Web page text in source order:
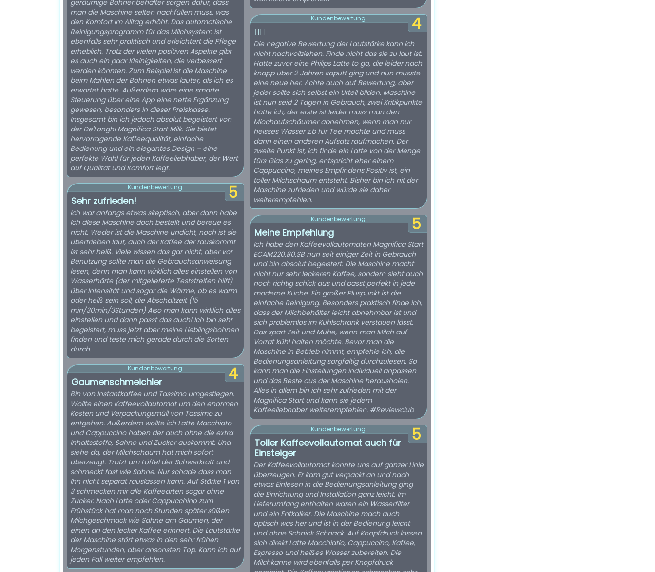
geräumige Bohnenbehälter sorgen dafür, dass
man die Maschine selten nachfüllen muss, was
den Komfort im Alltag erhöht. Das automatische
Reinigungsprogramm für das Milchsystem ist
ebenfalls sehr praktisch und erleichtert die Pflege
erheblich. Trotz der vielen positiven Aspekte gibt
es auch ein paar Kleinigkeiten, die verbessert
werden könnten. Zum Beispiel ist die Maschine
beim Mahlen der Bohnen etwas lauter, als ich es
erwartet hatte. Außerdem wäre eine smarte
Steuerung über eine App eine nette Ergänzung
gewesen, besonders in dieser Preisklasse.
Insgesamt bin ich jedoch absolut begeistert von
der De'Longhi Magnifica Start Milk. Sie bietet
hervorragende Kaffeequalität, einfache
Bedienung und ein elegantes Design – eine
perfekte Wahl für jeden Kaffeeliebhaber, der Wert
auf Qualität und Komfort legt.
5
Kundenbewertung:
Sehr zufrieden!
Ich war anfangs etwas skeptisch, aber dann habe
ich diese Maschine doch bestellt und bereue es
nicht. Weder ist die Maschine undicht, noch ist sie
übertrieben laut, auch der Kaffee der rauskommt
ist sehr heiß. Viele wissen das gar nicht, aber vor
Benutzung sollte man die Gebrauchsanweisung
lesen, denn man kann wirklich alles einstellen von
Wasserhärte (der mitgelieferte Teststreifen hilft)
über Intensität und sogar die Wärme, ob es warm
oder heiß sein soll, die Abschaltzeit (15
min/30min/3Stunden) Also man kann wirklich alles
einstellen und dann passt das auch! Ich bin sehr
begeistert, muss jetzt aber meine Lieblingsbohnen
finden und teste mich gerade durch die Sorten
durch.
4
Kundenbewertung:
Gaumenschmeichler
Bin von Instantkaffee und Tassimo umgestiegen.
Wollte einen Kaffeevollautomat um den enormen
Kosten und Verpackungsmüll von Tassimo zu
entgehen. Außerdem wollte ich Latte Macchiato
und Cappuccino haben der auch ohne die extra
Inhaltsstoffe, Sahne und Zucker auskommt. Und
siehe da, der Milchschaum hat mich sofort
überzeugt. Trotzt am Löffel der Schwerkraft und
schmeckt fast wie Sahne. Nur schade dass man
ihn nicht separat rauslassen kann. Auf Stärke 1 von
3 schmecken mir alle Kaffeearten sogar ohne
Zucker. Nach Latte oder Cappucchino zum
Frühstück hat man noch Stunden später süßen
Milchgeschmack wie Sahne am Gaumen, der
einen an den lecker Kaffee erinnert. Die Lautstärke
der Maschine stört etwas in den sehr frühen
Morgenstunden, aber ansonsten Top. Kann ich auf
jeden Fall weiter empfehlen.
4
Kundenbewertung:
👍🏻
Die negative Bewertung der Lautstärke kann ich
nicht nachvollziehen. Finde nicht das sie zu laut ist.
Hatte zuvor eine Philips Latte to go, die leider nach
knapp über 2 Jahren kaputt ging und nun musste
eine neue her. Achte auch auf Bewertung, aber
jeder sollte sich selbst ein Urteil bilden. Maschine
ist nun seid 2 Tagen in Gebrauch, zwei Kritikpunkte
hätte ich, der erste ist leider muss man den
Miochaufschäumer abnehmen, wenn man nur
heisses Wasser z.b für Tee möchte und muss
dann einen anderen Aufsatz raufmachen. Der
zweite Punkt ist, ich finde ein Latte von der Menge
fürs Glas zu gering, entspricht eher einem
Cappuccino, meines Empfindens Positiv ist, ein
toller Milchschaum entsteht. Bisher bin ich nit der
Maschine zufrieden und würde sie daher
weiterempfehlen.
5
Kundenbewertung:
Meine Empfehlung
Ich habe den Kaffeevollautomaten Magnifica Start
ECAM220.80.SB nun seit einiger Zeit in Gebrauch
und bin absolut begeistert. Die Maschine macht
nicht nur sehr leckeren Kaffee, sondern sieht auch
noch richtig schick aus und passt perfekt in jede
moderne Küche. Ein großer Pluspunkt ist die
einfache Reinigung. Besonders praktisch finde ich,
dass der Milchbehälter leicht abnehmbar ist und
sich problemlos im Kühlschrank verstauen lässt.
Das spart Zeit und Mühe, wenn man Milch auf
Vorrat kühl halten möchte. Bevor man die
Maschine in Betrieb nimmt, empfehle ich, die
Bedienungsanleitung sorgfältig durchzulesen. So
kann man die Einstellungen individuell anpassen
und das Beste aus der Maschine herausholen.
Alles in allem bin ich sehr zufrieden mit der
Magnifica Start und kann sie jedem
Kaffeeliebhaber weiterempfehlen. #Reviewclub
5
Kundenbewertung:
Toller Kaffeevollautomat auch für
Einsteiger
Der Kaffeevollautomat konnte uns auf ganzer Linie
überzeugen. Er kam gut verpackt an und nach
etwas Einlesen in die Bedienungsanleitung ging
die Einrichtung und Installation ganz leicht. Im
Lieferumfang enthalten waren ein Wasserfilter
und ein Entkalker. Die Maschine mach auch
optisch was her und ist in der Bedienung leicht
und ohne Schnick Schnack. Auf Knopfdruck lassen
sich direkt Latte Macchiatio, Cappuccino, Kaffee,
Espresso und heißes Wasser zubereiten. Die
Milchkanne wird ebenfalls per Knopfdruck